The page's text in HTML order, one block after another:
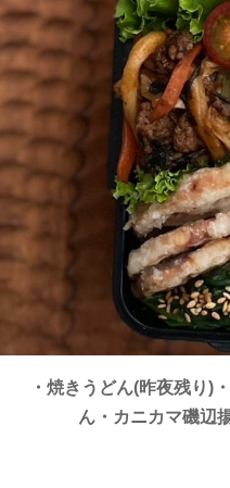
・焼きうどん(昨夜残り)
ん・カニカマ磯辺